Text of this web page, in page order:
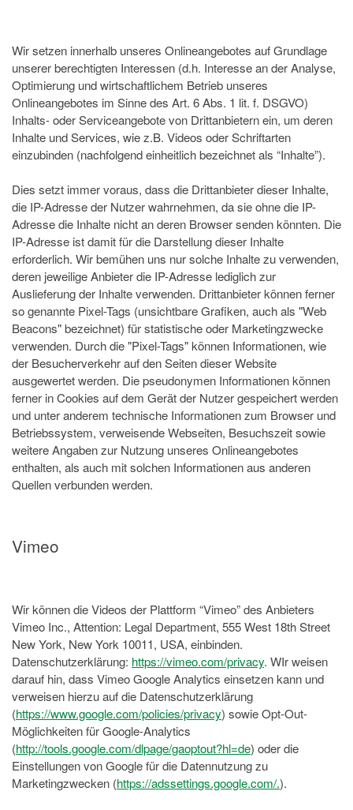
Wir setzen innerhalb unseres Onlineangebotes auf Grundlage
unserer berechtigten Interessen (d.h. Interesse an der Analyse,
Optimierung und wirtschaftlichem Betrieb unseres
Onlineangebotes im Sinne des Art. 6 Abs. 1 lit. f. DSGVO)
Inhalts- oder Serviceangebote von Drittanbietern ein, um deren
Inhalte und Services, wie z.B. Videos oder Schriftarten
einzubinden (nachfolgend einheitlich bezeichnet als “Inhalte”).
Dies setzt immer voraus, dass die Drittanbieter dieser Inhalte,
die IP-Adresse der Nutzer wahrnehmen, da sie ohne die IP-
Adresse die Inhalte nicht an deren Browser senden könnten. Die
IP-Adresse ist damit für die Darstellung dieser Inhalte
erforderlich. Wir bemühen uns nur solche Inhalte zu verwenden,
deren jeweilige Anbieter die IP-Adresse lediglich zur
Auslieferung der Inhalte verwenden. Drittanbieter können ferner
so genannte Pixel-Tags (unsichtbare Grafiken, auch als "Web
Beacons" bezeichnet) für statistische oder Marketingzwecke
verwenden. Durch die "Pixel-Tags" können Informationen, wie
der Besucherverkehr auf den Seiten dieser Website
ausgewertet werden. Die pseudonymen Informationen können
ferner in Cookies auf dem Gerät der Nutzer gespeichert werden
und unter anderem technische Informationen zum Browser und
Betriebssystem, verweisende Webseiten, Besuchszeit sowie
weitere Angaben zur Nutzung unseres Onlineangebotes
enthalten, als auch mit solchen Informationen aus anderen
Quellen verbunden werden.
Vimeo
Wir können die Videos der Plattform “Vimeo” des Anbieters
Vimeo Inc., Attention: Legal Department, 555 West 18th Street
New York, New York 10011, USA, einbinden.
Datenschutzerklärung: https://vimeo.com/privacy. WIr weisen
darauf hin, dass Vimeo Google Analytics einsetzen kann und
verweisen hierzu auf die Datenschutzerklärung
(https://www.google.com/policies/privacy) sowie Opt-Out-
Möglichkeiten für Google-Analytics
(http://tools.google.com/dlpage/gaoptout?hl=de) oder die
Einstellungen von Google für die Datennutzung zu
Marketingzwecken (https://adssettings.google.com/.).